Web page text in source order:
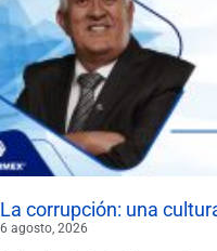
La corrupción: una
6 agosto, 2026